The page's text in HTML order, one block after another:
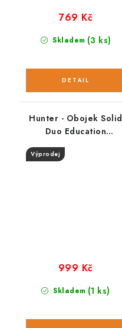
Skladem (3 ks)
769 Kč
Hunter - Obojek Solid
Duo Education
koňak/oliva
Výprodej
Skladem (1 ks)
999 Kč